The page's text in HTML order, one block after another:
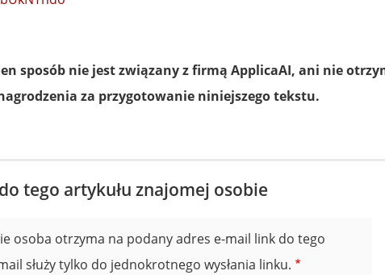
sposób nie jest związany z firmą ApplicaAI, ani nie
za przygotowanie niniejszego tekstu.
tego artykułu znajomej osobie
osoba otrzyma na podany adres e-mail link do tego
służy tylko do jednokrotnego wysłania linku.